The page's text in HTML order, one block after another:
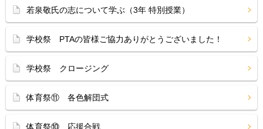
若泉敬氏の志について学ぶ（3年 特別授業）
学校祭 PTAの皆様ご協力ありがとうございました！
学校祭 クロージング
体育祭⑪ 各色解団式
体育祭⑩ 応援合戦